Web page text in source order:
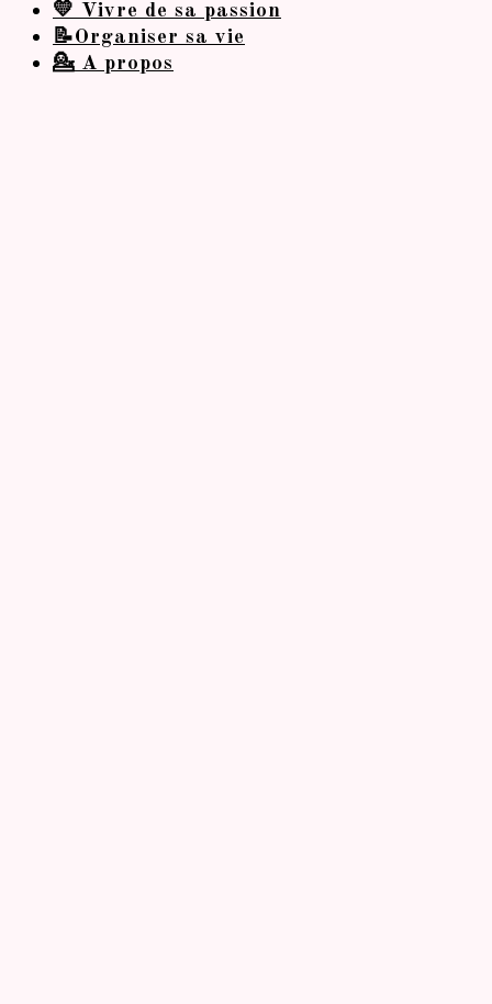
💛 Vivre de sa passion
📝Organiser sa vie
💁 A propos